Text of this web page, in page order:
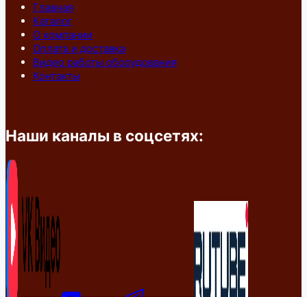
Главная
Каталог
О компании
Оплата и доставка
Видео работы оборудования
Контакты
Наши каналы в соцсетях: